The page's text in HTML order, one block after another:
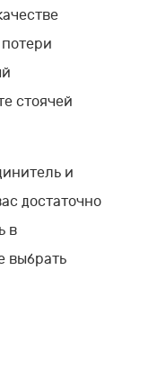
стоячей
и
достаточно
в
выбрать